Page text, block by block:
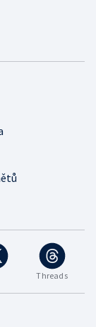
Threads